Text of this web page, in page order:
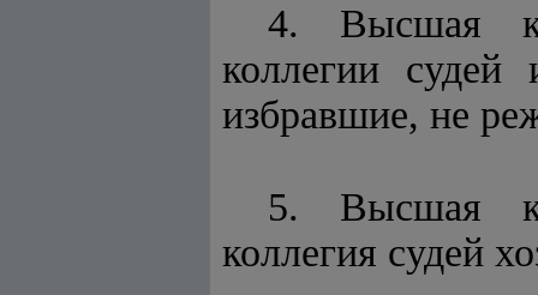
4. Высшая
коллегии
избравшие, не
5. Высшая
коллегия судей